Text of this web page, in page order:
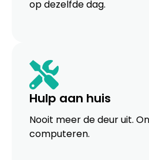
op dezelfde dag.
Hulp aan huis
Nooit meer de deur uit.
computeren.